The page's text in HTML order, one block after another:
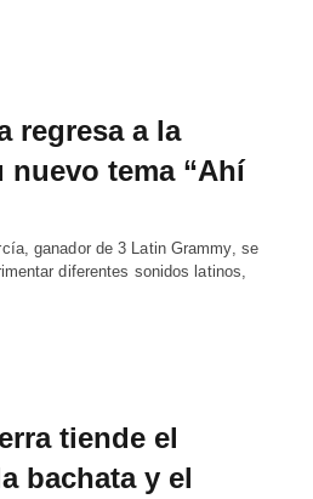
regresa a la
nuevo tema “Ahí
ganador de 3 Latin Grammy, se
diferentes sonidos latinos,
tiende el
bachata y el